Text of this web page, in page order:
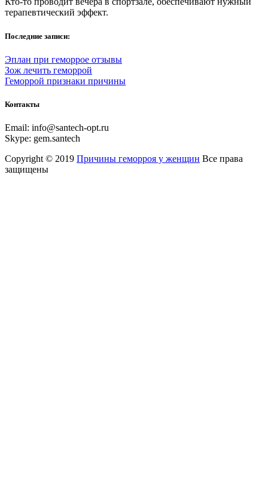
терапевтический эффект.
Последние записи:
Эплан при геморрое отзывы
Зож лечить геморрой
Геморрой признаки причины
Контакты
Email: info@santech-opt.ru
Skype: gem.santech
Copyright © 2019 Причины геморроя у женщин Все права
защищены